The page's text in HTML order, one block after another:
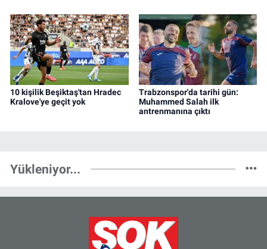
10 kişilik Beşiktaş'tan Hradec
Kralove'ye geçit yok
Trabzonspor'da tarihi gün:
Muhammed Salah ilk
antrenmanına çıktı
Yükleniyor...